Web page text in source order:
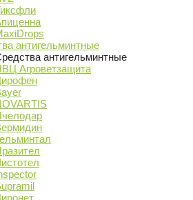
антигельминтные
антигельминтные
Агроветзащита